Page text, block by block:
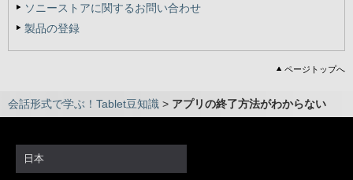
ソニーストアに関するお問い合わせ
製品の登録
ページトップへ
会話形式で学ぶ！Tablet豆知識 > アプリの終了方法がわからない
日本